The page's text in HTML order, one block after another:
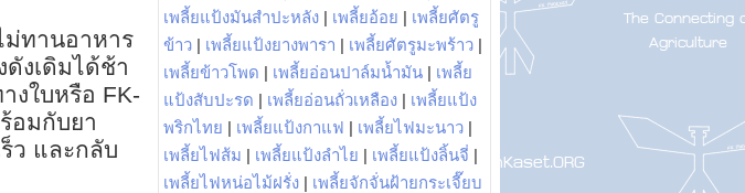
ม่ทานอาหาร
งเดิมได้ช้า
งใบหรือ FK-
อมกับยา
ว และกลับ
เพลี้ยแป้งมันสำปะหลัง | เพลี้ยอ้อย | เพลี้ยศัตรู
ข้าว | เพลี้ยแป้งยางพารา | เพลี้ยศัตรูมะพร้าว |
เพลี้ยข้าวโพด | เพลี้ยอ่อนปาล์มน้ำมัน | เพลี้ย
แป้งสับปะรด | เพลี้ยอ่อนถั่วเหลือง | เพลี้ยแป้ง
พริกไทย | เพลี้ยแป้งกาแฟ | เพลี้ยไฟมะนาว |
เพลี้ยไฟส้ม | เพลี้ยแป้งลำไย | เพลี้ยแป้งลิ้นจี่ |
เพลี้ยไฟหน่อไม้ฝรั่ง | เพลี้ยจักจั่นฝ้ายกระเจี๊ยบ